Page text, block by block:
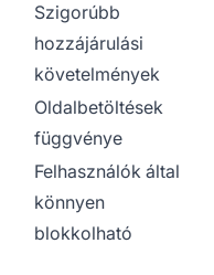
Szigorúbb
hozzájárulási
követelmények
Oldalbetöltések
függvénye
Felhasználók által
könnyen
blokkolható